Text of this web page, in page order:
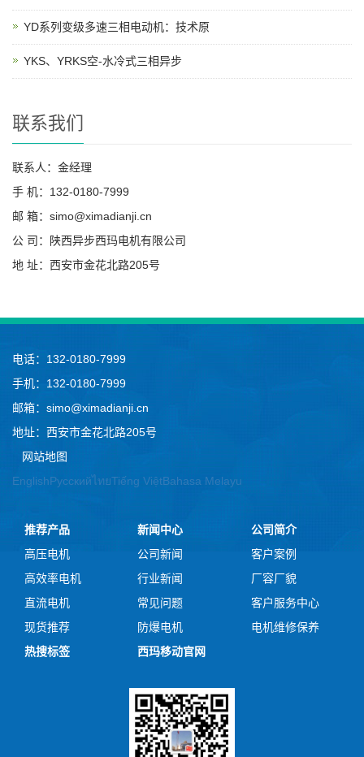
YD系列变级多速三相电动机：技术原
YKS、YRKS空-水冷式三相异步
联系我们
联系人：金经理
手 机：132-0180-7999
邮 箱：simo@ximadianji.cn
公 司：陕西异步西玛电机有限公司
地 址：西安市金花北路205号
电话：132-0180-7999
手机：132-0180-7999
邮箱：simo@ximadianji.cn
地址：西安市金花北路205号
网站地图
EnglishРусскийไทยTiếng ViệtBahasa Melayu
推荐产品
高压电机
高效率电机
直流电机
现货推荐
新闻中心
公司新闻
行业新闻
常见问题
防爆电机
公司简介
客户案例
厂容厂貌
客户服务中心
电机维修保养
热搜标签
西玛移动官网